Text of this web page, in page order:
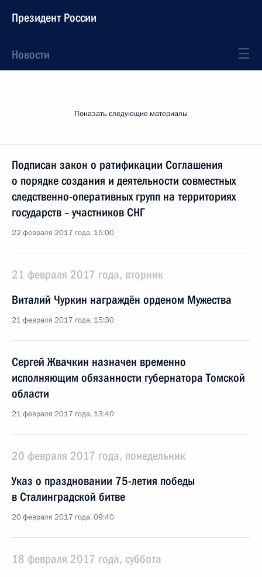
Президент России
Новости
Показать следующие материалы
Подписан закон о ратификации Соглашения
о порядке создания и деятельности совместных
следственно-оперативных групп на территориях
государств – участников СНГ
22 февраля 2017 года, 15:00
21 февраля 2017 года, вторник
Виталий Чуркин награждён орденом Мужества
21 февраля 2017 года, 15:30
Сергей Жвачкин назначен временно
исполняющим обязанности губернатора Томской
области
21 февраля 2017 года, 13:40
20 февраля 2017 года, понедельник
Указ о праздновании 75-летия победы
в Сталинградской битве
20 февраля 2017 года, 09:40
18 февраля 2017 года, суббота